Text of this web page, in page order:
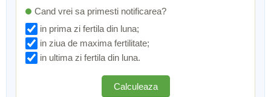
Cand vrei sa primesti notificarea?
in prima zi fertila din luna;
in ziua de maxima fertilitate;
in ultima zi fertila din luna.
Calculeaza